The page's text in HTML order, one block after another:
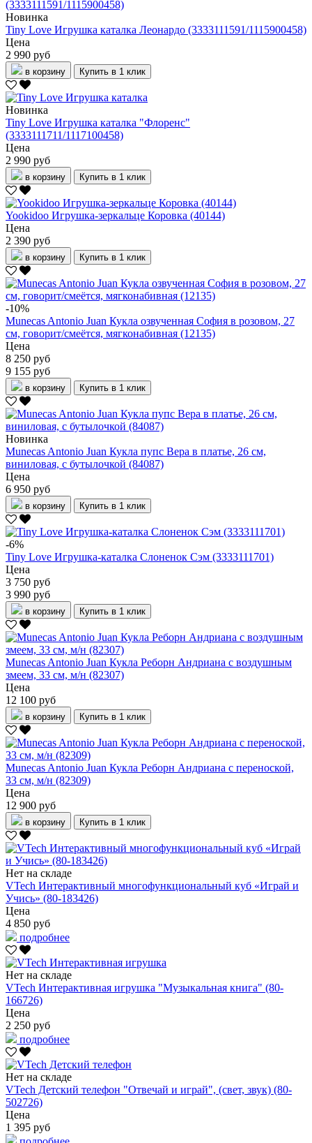
Новинка
Tiny Love Игрушка каталка Леонардо (3333111591/1115900458)
Цена
2 990 руб
в корзину Купить в 1 клик
Новинка
Tiny Love Игрушка каталка "Флоренс"
(3333111711/1117100458)
Цена
2 990 руб
в корзину Купить в 1 клик
Yookidoo Игрушка-зеркальце Коровка (40144)
Цена
2 390 руб
в корзину Купить в 1 клик
-10%
Munecas Antonio Juan Кукла озвученная София в розовом, 27
см, говорит/смеётся, мягконабивная (12135)
Цена
8 250 руб
9 155 руб
в корзину Купить в 1 клик
Новинка
Munecas Antonio Juan Кукла пупс Вера в платье, 26 см,
виниловая, с бутылочкой (84087)
Цена
6 950 руб
в корзину Купить в 1 клик
-6%
Tiny Love Игрушка-каталка Слоненок Сэм (3333111701)
Цена
3 750 руб
3 990 руб
в корзину Купить в 1 клик
Munecas Antonio Juan Кукла Реборн Андриана с воздушным
змеем, 33 см, м/н (82307)
Цена
12 100 руб
в корзину Купить в 1 клик
Munecas Antonio Juan Кукла Реборн Андриана с переноской,
33 см, м/н (82309)
Цена
12 900 руб
в корзину Купить в 1 клик
Нет на складе
VTech Интерактивный многофункциональный куб «Играй и
Учись» (80-183426)
Цена
4 850 руб
подробнее
Нет на складе
VTech Интерактивная игрушка "Музыкальная книга" (80-
166726)
Цена
2 250 руб
подробнее
Нет на складе
VTech Детский телефон "Отвечай и играй", (свет, звук) (80-
502726)
Цена
1 395 руб